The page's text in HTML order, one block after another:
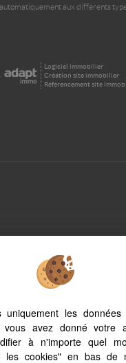
automatiquement aux différents
Logiciel immobilier
Création site immobilier
Référencement site
uniquement les données
vous avez donné votre
à n'importe quel
les cookies" en bas de